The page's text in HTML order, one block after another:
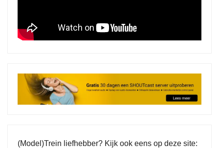
(Model)Trein liefhebber? Kijk ook eens op deze site: